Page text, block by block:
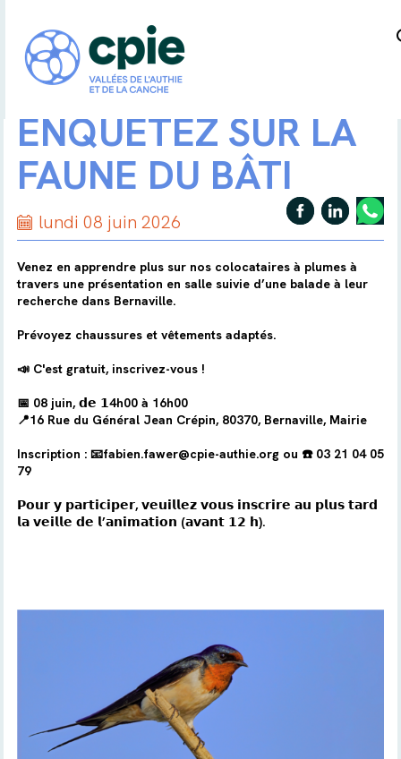
ENQUÊTEZ SUR LA
FAUNE DU BÂTI
lundi 08 juin 2026
Venez en apprendre plus sur nos colocataires à plumes à
travers une présentation en salle suivie d’une balade à leur
recherche dans Bernaville.
Prévoyez chaussures et vêtements adaptés.
📣 C'est gratuit, inscrivez-vous !
📅 08 juin, 𝗱𝗲 𝟭4h00 à 16h00
📍16 Rue du Général Jean Crépin, 80370, Bernaville, Mairie
Inscription : 📧fabien.fawer@cpie-authie.org ou ☎️ 03 21 04 05
79
𝗣𝗼𝘂𝗿 𝘆 𝗽𝗮𝗿𝘁𝗶𝗰𝗶𝗽𝗲𝗿, 𝘃𝗲𝘂𝗶𝗹𝗹𝗲𝘇 𝘃𝗼𝘂𝘀 𝗶𝗻𝘀𝗰𝗿𝗶𝗿𝗲 𝗮𝘂 𝗽𝗹𝘂𝘀 𝘁𝗮𝗿𝗱
𝗹𝗮 𝘃𝗲𝗶𝗹𝗹𝗲 𝗱𝗲 𝗹’𝗮𝗻𝗶𝗺𝗮𝘁𝗶𝗼𝗻 (𝗮𝘃𝗮𝗻𝘁 𝟭𝟮 𝗵).